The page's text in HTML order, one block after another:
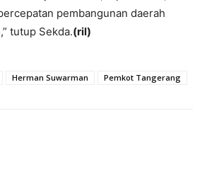
pembangunan daerah
tutup Sekda.(ril)
Herman Suwarman Pemkot Tangerang